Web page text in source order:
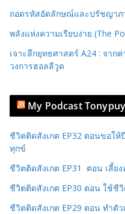
ถอดรหัสอัตลักษณ์และปรัชญาภ
พลังแห่งความเรียบง่าย (The
เจาะลึกยุทธศาสตร์ A24 : จา
วงการฮอลลีวูด
My Podcast
ชีวิตติดสังเกต EP32 ตอนขอใ
ทุกข์
ชีวิตติดสังเกต EP31 ตอน เลี้ย
ชีวิตติดสังเกต EP30 ตอน ใช้ชี
ชีวิตติดสังเกต EP29 ตอน ทำตั